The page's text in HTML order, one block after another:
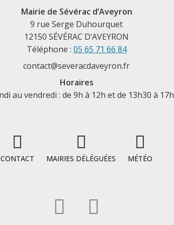
Mairie de Sévérac d’Aveyron
9 rue Serge Duhourquet
12150 SÉVÉRAC D’AVEYRON
Téléphone : 05 65 71 66 84
contact@severacdaveyron.fr
Horaires
au vendredi : de 9h à 12h et de 13h30 à 17h
CONTACT MAIRIES DÉLÉGUÉES MÉTÉO